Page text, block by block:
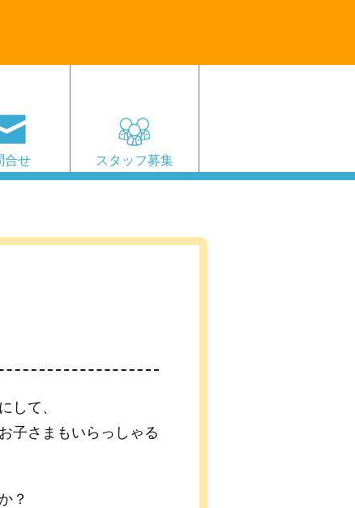
合せ スタッフ募集
して、
子さまもいらっしゃる
？